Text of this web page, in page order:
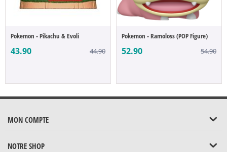
Pokemon - Pikachu & Evoli
43.90 44.90
Pokemon - Ramoloss (POP Figure)
52.90 54.90
MON COMPTE
NOTRE SHOP